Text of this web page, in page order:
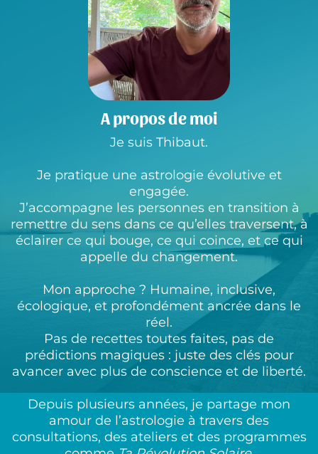
A propos de moi
Je suis Thibaut.
Je pratique une astrologie évolutive et
engagée.
J’accompagne les personnes en transition à
remettre du sens dans ce qu’elles traversent, à
éclairer ce qui bouge, ce qui coince, et ce qui
appelle du changement.
Mon approche ? Humaine, inclusive,
écologique, et profondément ancrée dans le
réel.
Pas de recettes toutes faites, pas de
prédictions magiques : juste des clés pour
avancer avec plus de conscience et de liberté.
Depuis plusieurs années, je partage mon
amour de l’astrologie à travers des
consultations, des ateliers et des programmes